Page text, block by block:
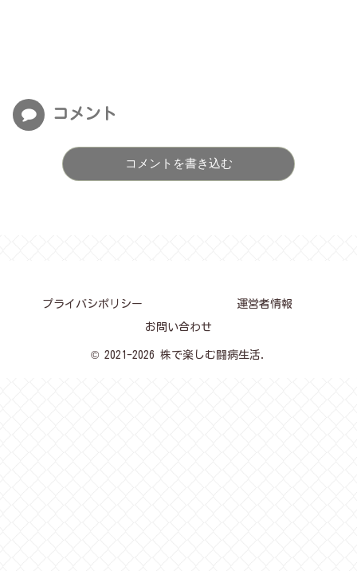
コメント
コメントを書き込む
プライバシポリシー 運営者情報
お問い合わせ
© 2021-2026 株で楽しむ闘病生活.